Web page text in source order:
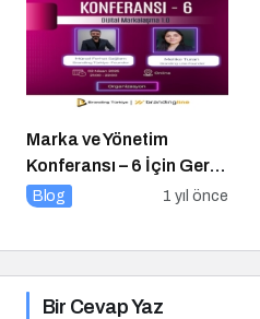
Marka ve Yönetim
Konferansı – 6 İçin Geri
Sayım!
Blog 1 yıl önce
Bir Cevap Yaz